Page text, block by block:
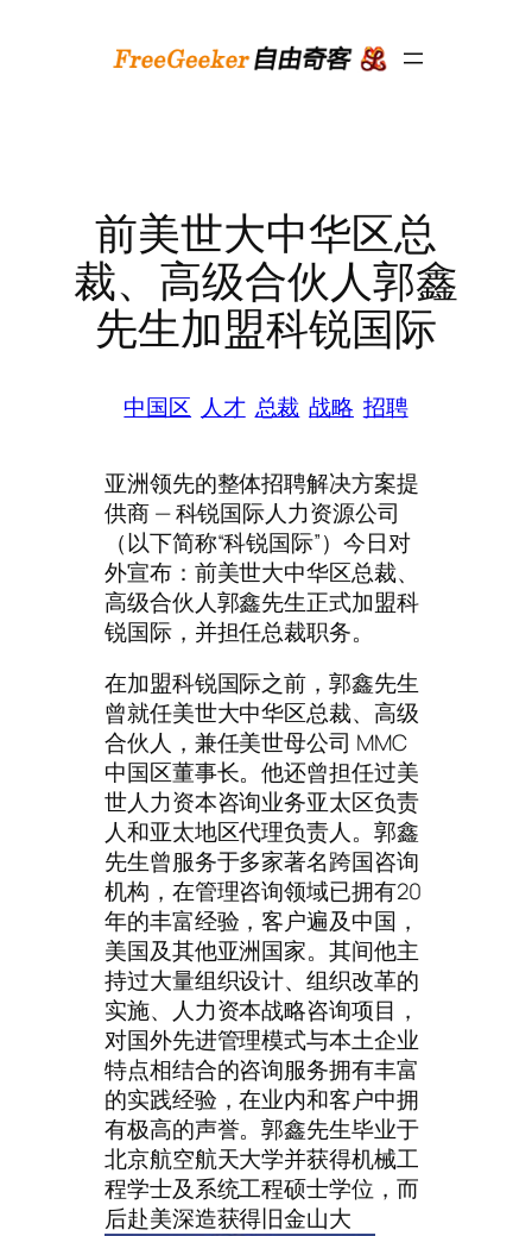
前美世大中华区总
裁、高级合伙人郭鑫
先生加盟科锐国际
中国区 人才 总裁 战略 招聘
亚洲领先的整体招聘解决方案提
供商 — 科锐国际人力资源公司
（以下简称“科锐国际”）今日对
外宣布：前美世大中华区总裁、
高级合伙人郭鑫先生正式加盟科
锐国际，并担任总裁职务。
在加盟科锐国际之前，郭鑫先生
曾就任美世大中华区总裁、高级
合伙人，兼任美世母公司 MMC
中国区董事长。他还曾担任过美
世人力资本咨询业务亚太区负责
人和亚太地区代理负责人。郭鑫
先生曾服务于多家著名跨国咨询
机构，在管理咨询领域已拥有20
年的丰富经验，客户遍及中国，
美国及其他亚洲国家。其间他主
持过大量组织设计、组织改革的
实施、人力资本战略咨询项目，
对国外先进管理模式与本土企业
特点相结合的咨询服务拥有丰富
的实践经验，在业内和客户中拥
有极高的声誉。郭鑫先生毕业于
北京航空航天大学并获得机械工
程学士及系统工程硕士学位，而
后赴美深造获得旧金山大